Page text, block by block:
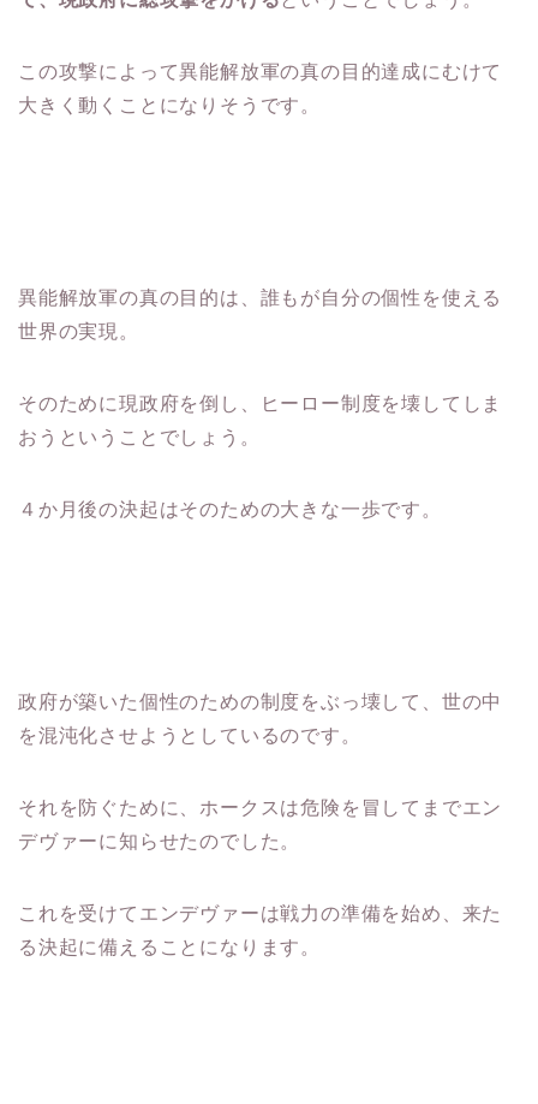
この攻撃によって異能解放軍の真の目的達成にむけて
大きく動くことになりそうです。
異能解放軍の真の目的は、誰もが自分の個性を使える
世界の実現。
そのために現政府を倒し、ヒーロー制度を壊してしま
おうということでしょう。
４か月後の決起はそのための大きな一歩です。
政府が築いた個性のための制度をぶっ壊して、世の中
を混沌化させようとしているのです。
それを防ぐために、ホークスは危険を冒してまでエン
デヴァーに知らせたのでした。
これを受けてエンデヴァーは戦力の準備を始め、来た
る決起に備えることになります。